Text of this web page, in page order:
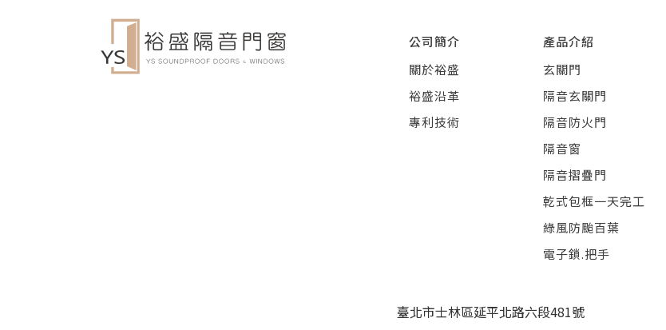
公司簡介
關於裕盛
裕盛沿革
專利技術
產品介紹
玄關門
隔音玄關門
隔音防火門
隔音窗
隔音摺疊門
乾式包框一天完工
綠風防颱百葉
電子鎖.把手
臺北市士林區延平北路六段481號